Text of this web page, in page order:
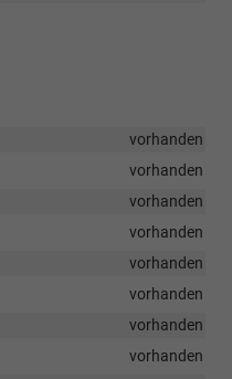
vorhanden
vorhanden
vorhanden
vorhanden
vorhanden
vorhanden
vorhanden
vorhanden